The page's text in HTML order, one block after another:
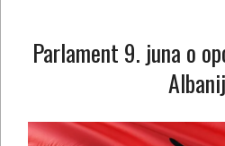
Parlament 9. juna o
06-